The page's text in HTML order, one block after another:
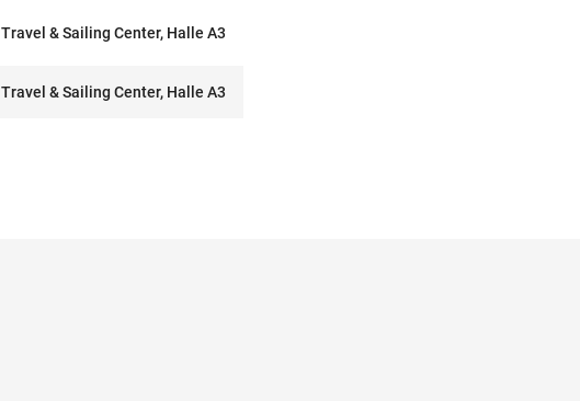
Travel & Sailing Center, Halle A3
Travel & Sailing Center, Halle A3